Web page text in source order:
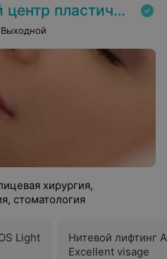
и медицинской косметологии
Выходной
хирургия,
стоматология
Light
Нитевой лифтинг
Excellent visage